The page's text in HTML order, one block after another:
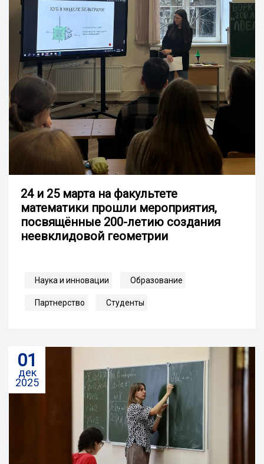
24 и 25 марта на факультете
математики прошли мероприятия,
посвящённые 200-летию создания
неевклидовой геометрии
Наука и инновации Образование
Партнерство Студенты
01
дек
2025